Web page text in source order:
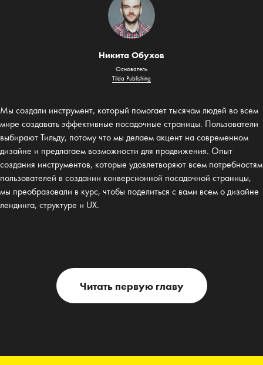
Никита Обухов
Основатель
Tilda Publishing
Мы создали инструмент, который помогает тысячам людей во всем
мире создавать эффективные посадочные страницы. Пользователи
выбирают Тильду, потому что мы делаем акцент на современном
дизайне и предлагаем возможности для продвижения. Опыт
создания инструментов, которые удовлетворяют всем потребностям
пользователей в создании конверсионной посадочной страницы,
мы преобразовали в курс, чтобы поделиться с вами всем о дизайне
лендинга, структуре и UX.
Читать первую главу